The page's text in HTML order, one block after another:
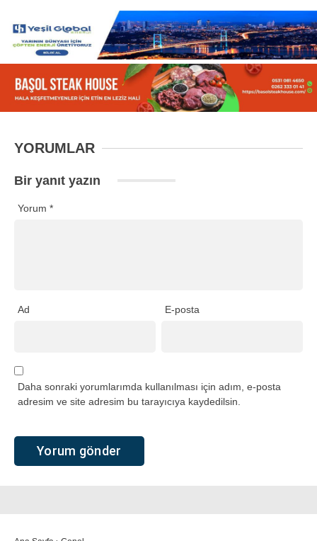
YORUMLAR
Bir yanıt yazın
Yorum *
Ad E-posta
Daha sonraki yorumlarımda kullanılması için adım, e-posta
adresim ve site adresim bu tarayıcıya kaydedilsin.